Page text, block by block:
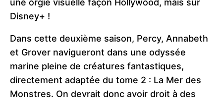
une orgie visuelle façon Hollywood, mais sur
Disney+ !
Dans cette deuxième saison, Percy, Annabeth
et Grover navigueront dans une odyssée
marine pleine de créatures fantastiques,
directement adaptée du tome 2 : La Mer des
Monstres. On devrait donc avoir droit à des